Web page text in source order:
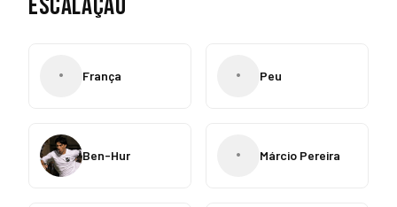
• França • Peu
Ben-Hur • Márcio Pereira